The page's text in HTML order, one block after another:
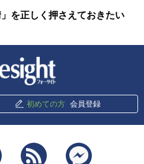
を正しく押さえておきたい
初めての方 会員登録
Twitter RSS